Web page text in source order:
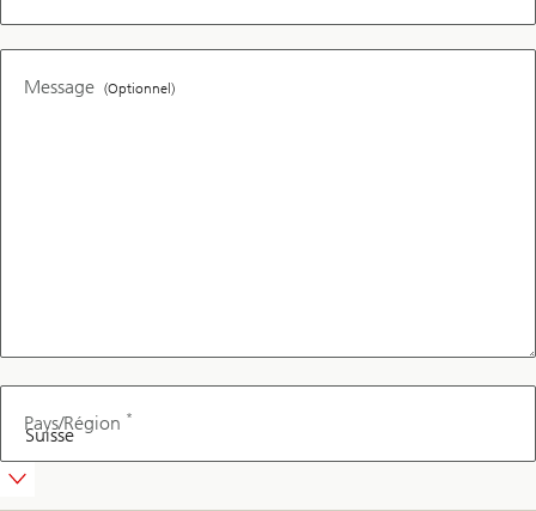
Message (Optionnel)
Pays/Région *